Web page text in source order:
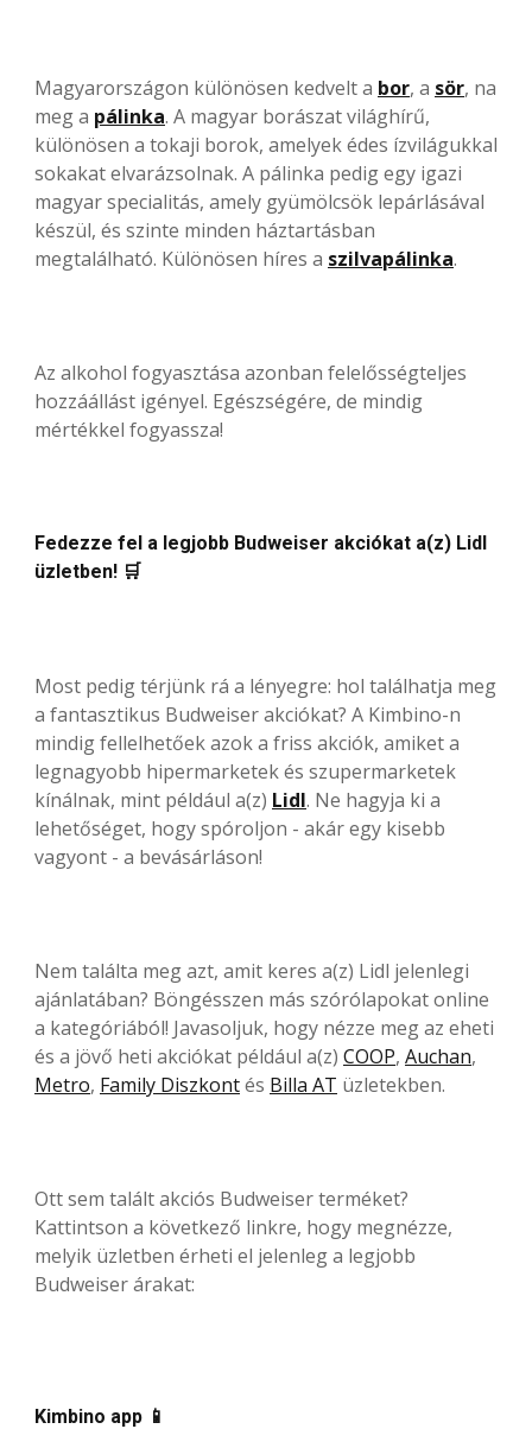
Magyarországon különösen kedvelt a bor, a sör, na
meg a pálinka. A magyar borászat világhírű,
különösen a tokaji borok, amelyek édes ízvilágukkal
sokakat elvarázsolnak. A pálinka pedig egy igazi
magyar specialitás, amely gyümölcsök lepárlásával
készül, és szinte minden háztartásban
megtalálható. Különösen híres a szilvapálinka.
Az alkohol fogyasztása azonban felelősségteljes
hozzáállást igényel. Egészségére, de mindig
mértékkel fogyassza!
Fedezze fel a legjobb Budweiser akciókat a(z) Lidl
üzletben! 🛒
Most pedig térjünk rá a lényegre: hol találhatja meg
a fantasztikus Budweiser akciókat? A Kimbino-n
mindig fellelhetőek azok a friss akciók, amiket a
legnagyobb hipermarketek és szupermarketek
kínálnak, mint például a(z) Lidl. Ne hagyja ki a
lehetőséget, hogy spóroljon - akár egy kisebb
vagyont - a bevásárláson!
Nem találta meg azt, amit keres a(z) Lidl jelenlegi
ajánlatában? Böngésszen más szórólapokat online
a kategóriából! Javasoljuk, hogy nézze meg az eheti
és a jövő heti akciókat például a(z) COOP, Auchan,
Metro, Family Diszkontés Billa AT üzletekben.
Ott sem talált akciós Budweiser terméket?
Kattintson a következő linkre, hogy megnézze,
melyik üzletben érheti el jelenleg a legjobb
Budweiser árakat:
Kimbino app 📱